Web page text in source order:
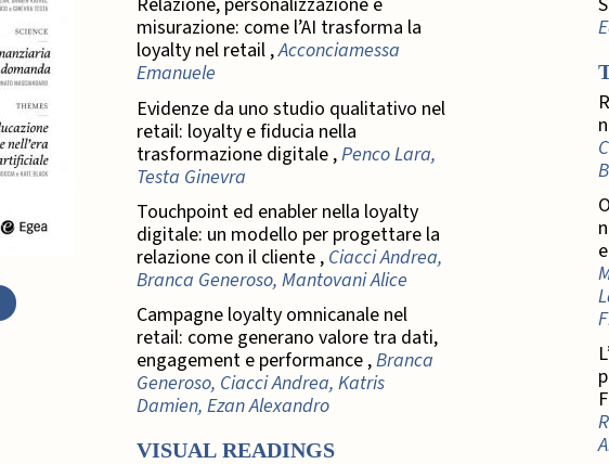
misurazione: come l’AI trasforma la
loyalty nel retail ,Acconciamessa
Emanuele
Evidenze da uno studio qualitativo nel
retail: loyalty e fiducia nella
trasformazione digitale ,Penco Lara,
Testa Ginevra
Touchpoint ed enabler nella loyalty
digitale: un modello per progettare la
relazione con il cliente , Ciacci Andrea,
Branca Generoso, Mantovani Alice
Campagne loyalty omnicanale nel
retail: come generano valore tra dati,
engagement e performance ,Branca
Generoso, Ciacci Andrea, Katris
Damien, Ezan Alexandro
VISUAL READINGS